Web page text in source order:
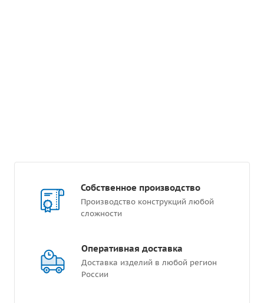
Собственное производство
Производство конструкций любой
сложности
Оперативная доставка
Доставка изделий в любой регион
России